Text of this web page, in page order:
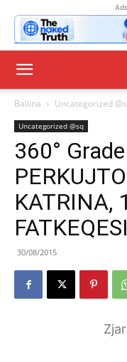
Ballina Uncategorized
Uncategorized @sq
360°
KATRINA,
30/08/2015